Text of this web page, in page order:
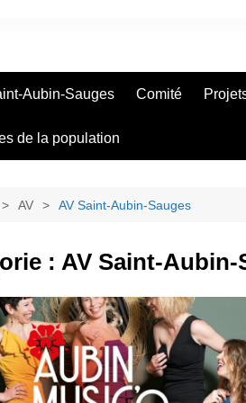
des Sociétés
Béroche
Aubin-Sauges Comité
de la population
AV AV Saint-Aubin-Sauges
: AV Saint-Aubin-